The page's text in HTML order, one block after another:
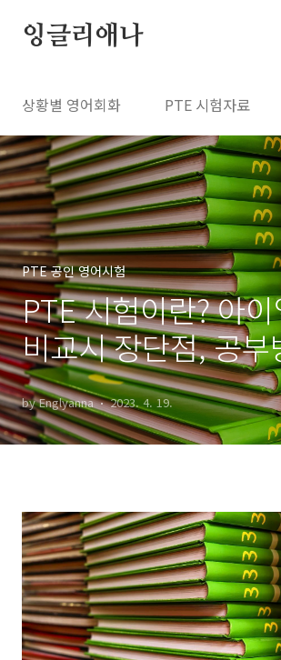
잉글리애나
상황별 영어회화 PTE 시험자료
PTE 공인 영어시험
PTE 시험이란? 아
비교시 장단점, 공부
예약하기
by Englyanna 2023. 4. 19.